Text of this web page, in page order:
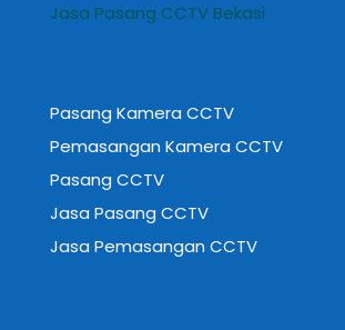
Jasa Pasang CCTV Bekasi
Pasang Kamera CCTV
Pemasangan Kamera CCTV
Pasang CCTV
Jasa Pasang CCTV
Jasa Pemasangan CCTV